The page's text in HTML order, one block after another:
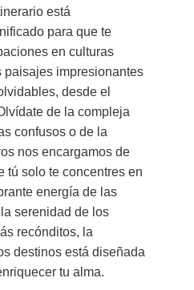
está
para que te
en culturas
paisajes impresionantes
desde el
de la compleja
confusos o de la
nos encargamos de
tú solo te concentres en
energía de las
serenidad de los
recónditos, la
destinos está diseñada
tu alma.